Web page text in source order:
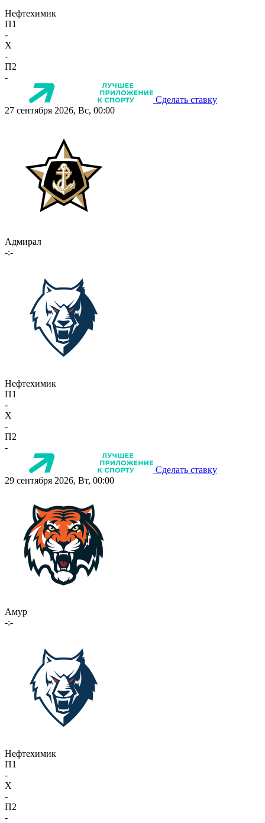
Нефтехимик
П1
-
X
-
П2
-
Сделать ставку
27 сентября 2026, Вс, 00:00
Адмирал
-:-
Нефтехимик
П1
-
X
-
П2
-
Сделать ставку
29 сентября 2026, Вт, 00:00
Амур
-:-
Нефтехимик
П1
-
X
-
П2
-